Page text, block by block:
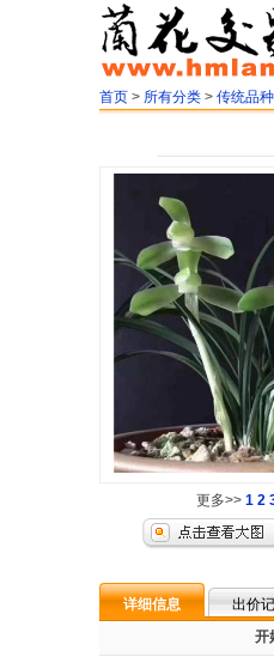
首页 > 所有分类 > 传统品种
更多>> 1 2
详细信息 出价
开